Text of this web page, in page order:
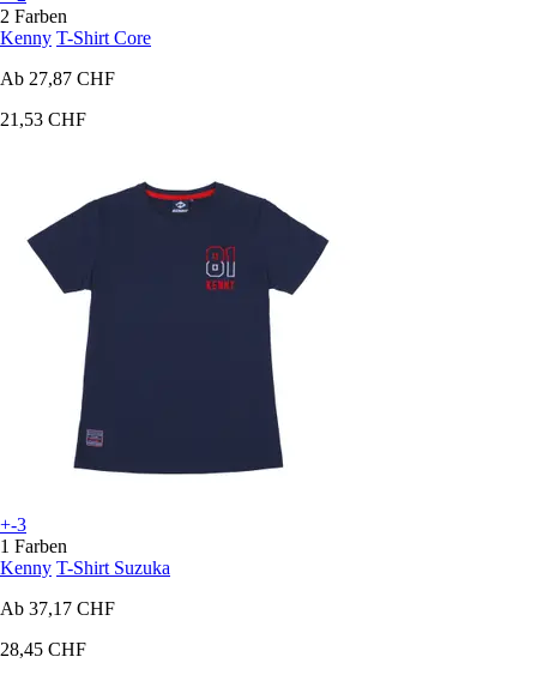
2 Farben
Kenny T-Shirt Core
Ab 27,87 CHF
21,53 CHF
+-3
1 Farben
Kenny T-Shirt Suzuka
Ab 37,17 CHF
28,45 CHF